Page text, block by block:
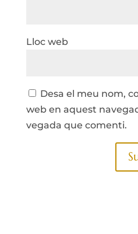
Lloc web
Desa el meu nom,
web en aquest
vegada que comenti.